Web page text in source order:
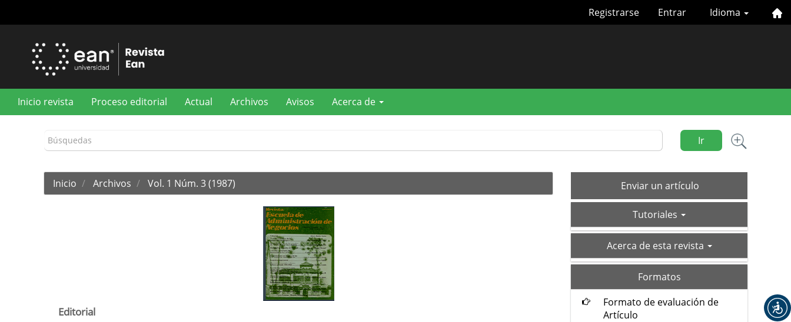
principal
Idioma
Registrarse Entrar
Inicio revista Proceso editorial Actual Archivos Avisos Acerca de
Ir
Inicio Archivos Vol. 1 Núm. 3 (1987)
Editorial
Enviar
un
Enviar un artículo
Tutoriales
acerca-Acerca de esta revista
Formatos
Formato de evaluación de
Artículo